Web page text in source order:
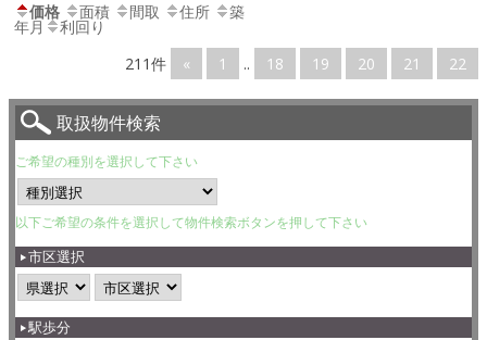
価格 面積 間取 住所 築
年月
利回り
211件
« 1 .. 18 19 20 21 22
取扱物件検索
ご希望の種別を選択して下さい
以下ご希望の条件を選択して物件検索ボタンを押して下さい
市区選択
駅歩分